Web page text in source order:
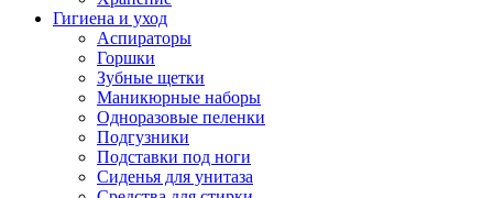
Гигиена и уход
Аспираторы
Горшки
Зубные щетки
Маникюрные наборы
Одноразовые пеленки
Подгузники
Подставки под ноги
Сиденья для унитаза